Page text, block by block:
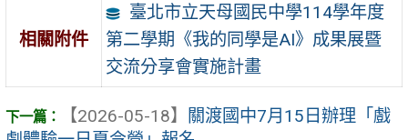
相關附件
臺北市立天母國民中學114學年度
第二學期《我的同學是AI》成果展暨
交流分享會實施計畫
【2026-05-18】
關渡國中7月15日辦理「戲